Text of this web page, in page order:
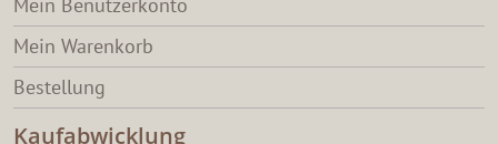
Mein Benutzerkonto
Mein Warenkorb
Bestellung
Kaufabwicklung